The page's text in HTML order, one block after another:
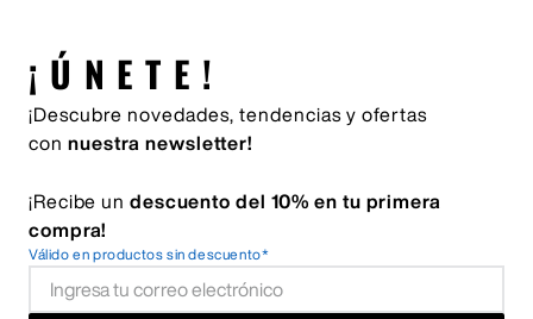
¡ÚNETE!
¡Descubre novedades, tendencias y ofertas
con nuestra newsletter!
¡Recibe un descuento del 10% en tu primera
compra!
Válido en productos sin descuento*